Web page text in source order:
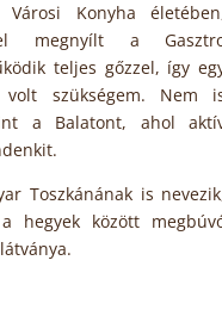
Konyha
megnyílt a
teljes gőzzel, így
szükségem. Nem
a Balatont, ahol
Toszkánának is
hegyek között